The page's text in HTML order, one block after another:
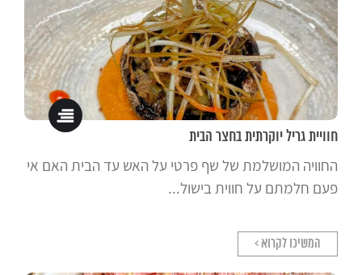
חוויית גריל יוקרתית בחצר הבית
החוויה המושלמת של שף פרטי על האש עד הבית האם אי
פעם חלמתם על חווית בישול...
המשיכו לקרוא >